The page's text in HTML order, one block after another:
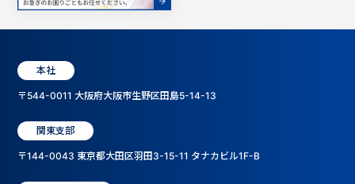
本社
〒544-0011 大阪府大阪市生野区田島5-14-13
関東支部
〒144-0043 東京都大田区羽田3-15-11 タナカビル1F-B